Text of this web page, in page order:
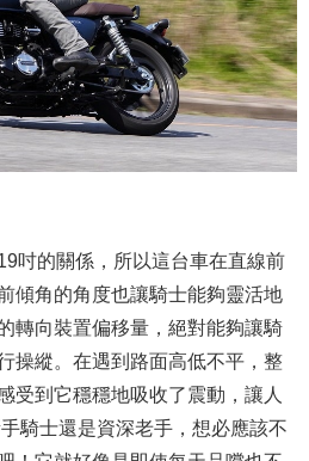
吋的關係，所以這台車在直線前
傾角的角度也讓騎士能夠靈活地
轉向裝置偏移量，絕對能夠讓騎
操縱。在遇到路面高低不平，整
受到它穩穩地吸收了震動，讓人
騎士還是資深老手，想必應該不